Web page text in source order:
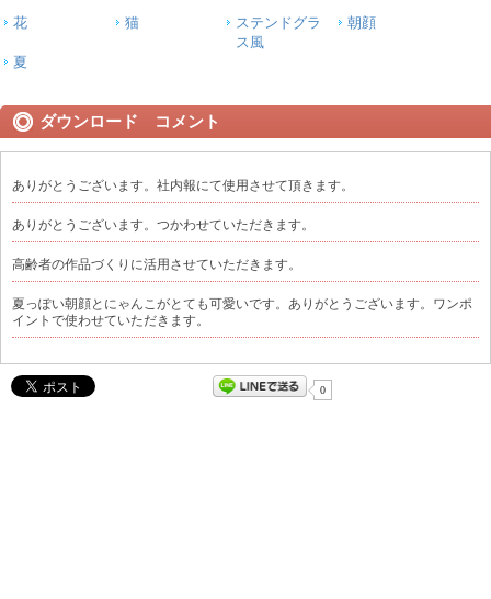
花 猫
ステンドグラ
ス風
朝顔
夏
ダウンロード コメント
ありがとうございます。社内報にて使用させて頂きます。
ありがとうございます。つかわせていただきます。
高齢者の作品づくりに活用させていただきます。
夏っぽい朝顔とにゃんこがとても可愛いです。ありがとうございます。ワンポ
イントで使わせていただきます。
0